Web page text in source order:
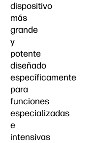
dispositivo
más
grande
y
potente
diseñado
específicamente
para
funciones
especializadas
e
intensivas